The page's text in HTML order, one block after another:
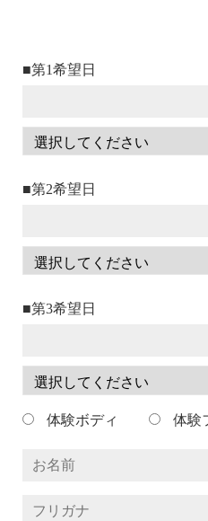
■第1希望日
■第2希望日
■第3希望日
体験ボディ 体験